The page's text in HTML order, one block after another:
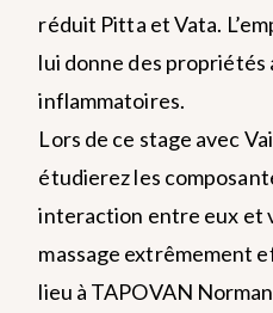
réduit Pitta et Vata.
lui donne des propriétés
inflammatoires.
Lors de ce stage avec
étudierez les
interaction entre eux et
massage extrêmement
lieu à TAPOVAN